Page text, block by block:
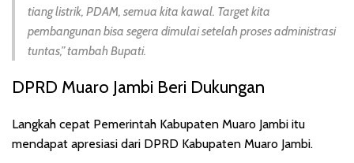
tiang listrik, PDAM, semua kita kawal. Target kita
pembangunan bisa segera dimulai setelah proses administrasi
tuntas,” tambah Bupati.
DPRD Muaro Jambi Beri Dukungan
Langkah cepat Pemerintah Kabupaten Muaro Jambi itu
mendapat apresiasi dari DPRD Kabupaten Muaro Jambi.